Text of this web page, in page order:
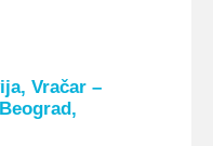
Vračar –